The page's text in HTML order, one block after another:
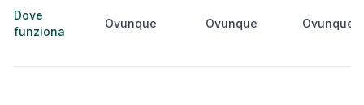
Dove
funziona
Ovunque Ovunque Ovunque